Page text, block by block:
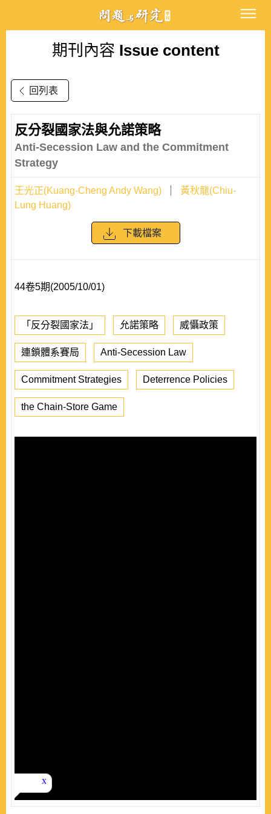
期刊內容 Issue content
回列表
反分裂國家法與允諾策略
Anti-Secession Law and the Commitment
Strategy
王光正(Kuang-Cheng Andy Wang)
黃秋龍(Chiu-
Lung Huang)
下載檔案
44卷5期(2005/10/01)
「反分裂國家法」 允諾策略 威懾政策
連鎖體系賽局 Anti-Secession Law
Commitment Strategies Deterrence Policies
the Chain-Store Game